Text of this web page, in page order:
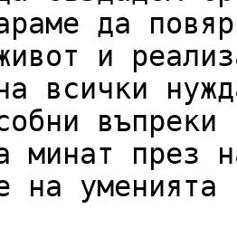
да
и
всички
минат през
на